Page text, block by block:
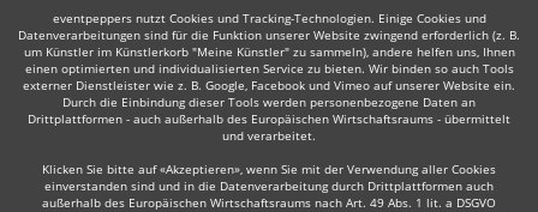
Auch interessant:
Trauerredner Dudelsackspieler
eventpeppers nutzt Cookies und Tracking-Technologien. Einige Cookies und
Datenverarbeitungen sind für die Funktion unserer Website zwingend erforderlich (z. B.
um Künstler im Künstlerkorb "Meine Künstler" zu sammeln), andere helfen uns, Ihnen
einen optimierten und individualisierten Service zu bieten. Wir binden so auch Tools
externer Dienstleister wie z. B. Google, Facebook und Vimeo auf unserer Website ein.
Durch die Einbindung dieser Tools werden personenbezogene Daten an
Drittplattformen - auch außerhalb des Europäischen Wirtschaftsraums - übermittelt
und verarbeitet.
Klicken Sie bitte auf «Akzeptieren», wenn Sie mit der Verwendung aller Cookies
einverstanden sind und in die Datenverarbeitung durch Drittplattformen auch
außerhalb des Europäischen Wirtschaftsraums nach Art. 49 Abs. 1 lit. a DSGVO